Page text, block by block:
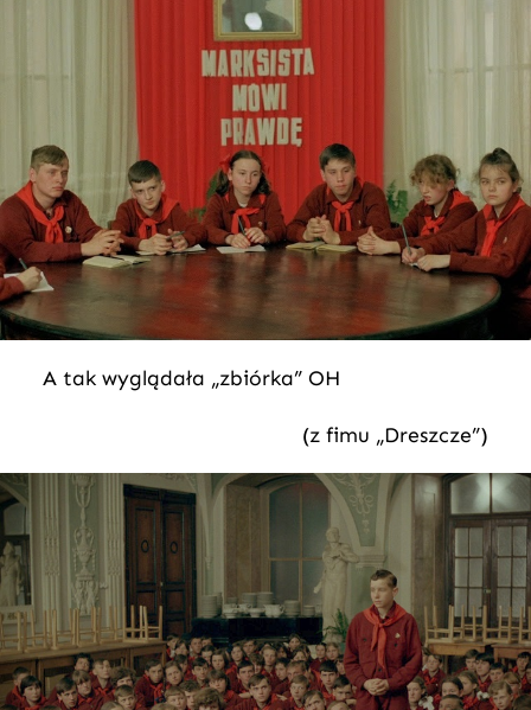
A tak wyglądała „zbiórka” OH
(z fimu „Dreszcze”)